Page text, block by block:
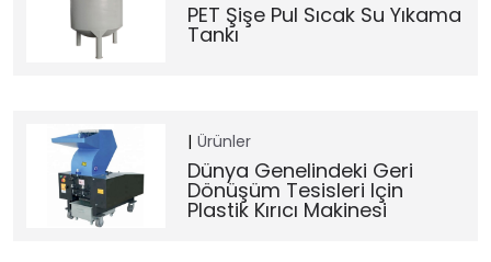
PET Şişe Pul Sıcak Su Yıkama
Tankı
Ürünler
Dünya Genelindeki Geri
Dönüşüm Tesisleri Için
Plastik Kırıcı Makinesi